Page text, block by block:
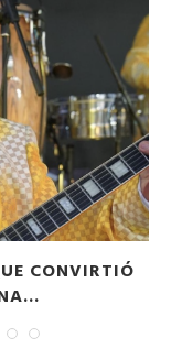
CONVIRTIÓ